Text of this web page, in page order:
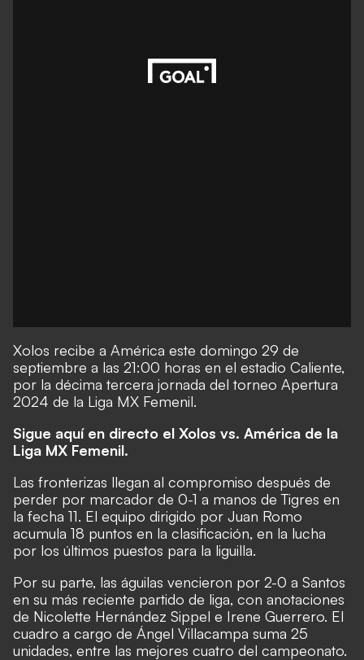
Xolos recibe a América este domingo 29 de
septiembre a las 21:00 horas en el estadio Caliente,
por la décima tercera jornada del torneo Apertura
2024 de la Liga MX Femenil.
Sigue aquí en directo el Xolos vs. América de la
Liga MX Femenil.
Las fronterizas llegan al compromiso después de
perder por marcador de 0-1 a manos de Tigres en
la fecha 11. El equipo dirigido por Juan Romo
acumula 18 puntos en la clasificación, en la lucha
por los últimos puestos para la liguilla.
Por su parte, las águilas vencieron por 2-0 a Santos
en su más reciente partido de liga, con anotaciones
de Nicolette Hernández Sippel e Irene Guerrero. El
cuadro a cargo de Ángel Villacampa suma 25
unidades, entre las mejores cuatro del campeonato.